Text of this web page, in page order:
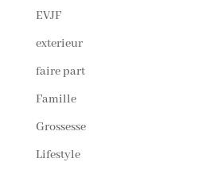
EVJF
exterieur
faire part
Famille
Grossesse
Lifestyle